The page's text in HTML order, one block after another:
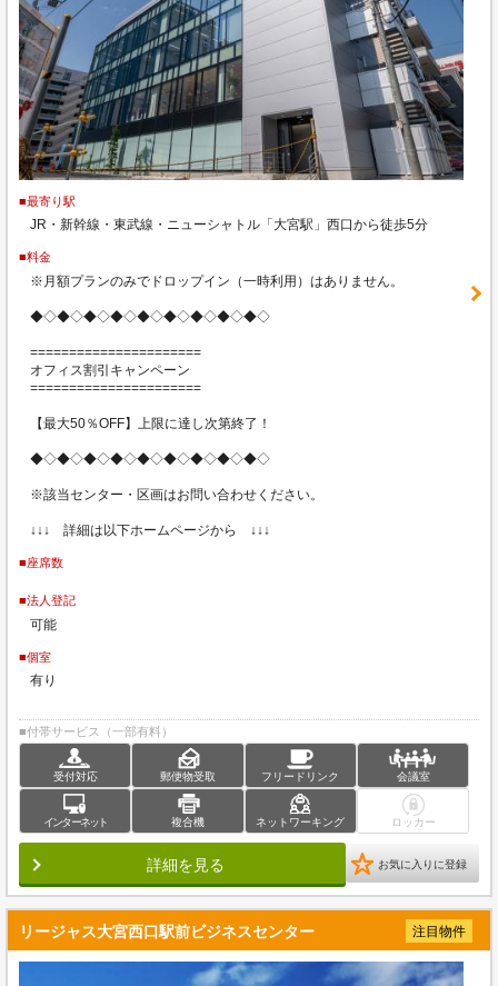
■最寄り駅
JR・新幹線・東武線・ニューシャトル「大宮駅」西口から徒歩5分
■料金
※月額プランのみでドロップイン（一時利用）はありません。
◆◇◆◇◆◇◆◇◆◇◆◇◆◇◆◇◆◇
======================
オフィス割引キャンペーン
======================
【最大50％OFF】上限に達し次第終了！
◆◇◆◇◆◇◆◇◆◇◆◇◆◇◆◇◆◇
※該当センター・区画はお問い合わせください。
↓↓↓ 詳細は以下ホームページから ↓↓↓
■座席数
■法人登記
可能
■個室
有り
■付帯サービス（一部有料）
受付対応 郵便物受取 フリードリンク 会議室
インターネット 複合機 ネットワーキング ロッカー
詳細を見る お気に入りに登録
リージャス大宮西口駅前ビジネスセンター 注目物件